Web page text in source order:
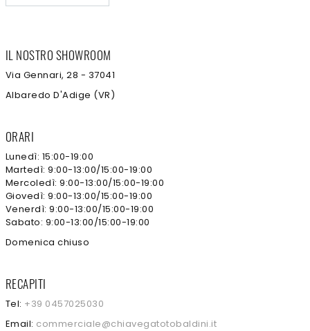
IL NOSTRO SHOWROOM
Via Gennari, 28 - 37041
Albaredo D'Adige (VR)
ORARI
Lunedì: 15:00-19:00
Martedì: 9:00-13:00/15:00-19:00
Mercoledì: 9:00-13:00/15:00-19:00
Giovedì: 9:00-13:00/15:00-19:00
Venerdì: 9:00-13:00/15:00-19:00
Sabato: 9:00-13:00/15:00-19:00
Domenica chiuso
RECAPITI
Tel: +39 0457025030
Email: commerciale@chiavegatotobaldini.it